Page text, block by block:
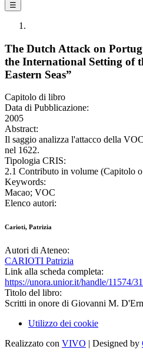
☰
The Dutch Attack on
the International Setting of
Eastern Seas”
Capitolo di libro
Data di Pubblicazione:
2005
Abstract:
Il saggio analizza l'attacco della
nel 1622.
Tipologia CRIS:
2.1 Contributo in volume (Capitolo
Keywords:
Macao; VOC
Elenco autori:
Carioti, Patrizia
Autori di Ateneo:
CARIOTI Patrizia
Link alla scheda completa:
https://unora.unior.it/handle/11574/
Titolo del libro:
Scritti in onore di Giovanni M.
Utilizzo dei cookie
Realizzato con VIVO | Designed by